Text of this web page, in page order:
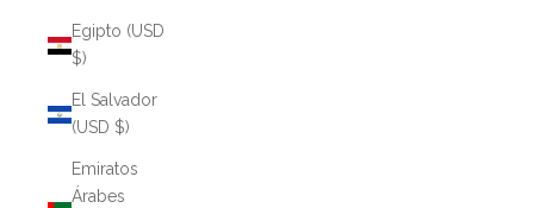
Egipto (USD
$)
El Salvador
(USD $)
Emiratos
Árabes